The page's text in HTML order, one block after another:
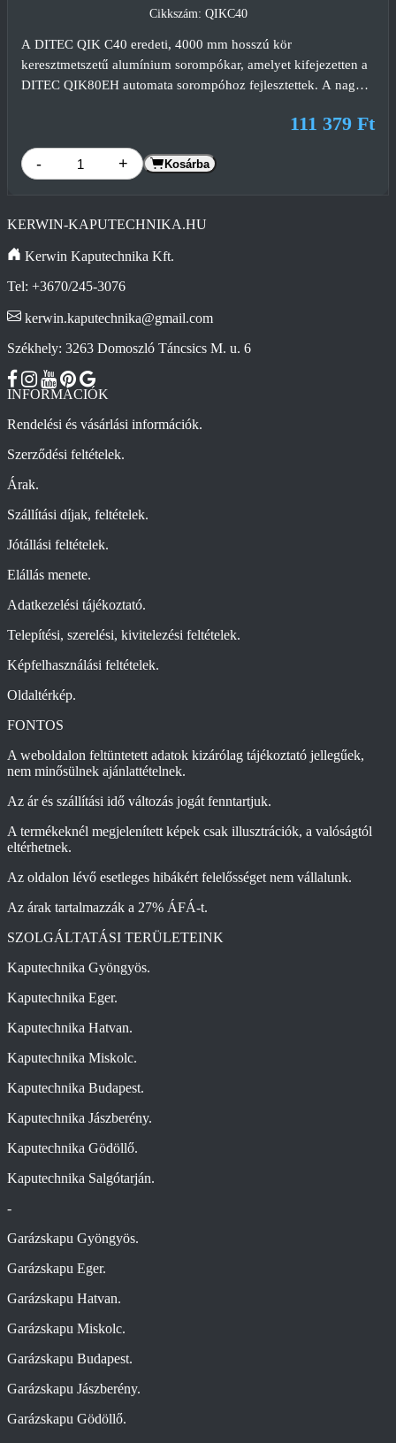
Cikkszám: QIKC40
A DITEC QIK C40 eredeti, 4000 mm hosszú kör
keresztmetszetű alumínium sorompókar, amelyet kifejezetten a
DITEC QIK80EH automata sorompóhoz fejlesztettek. A nagy
ipari kivitel hosszú távon is megbízható működést biztosít
intenzív használat mellett.
111 379 Ft
- + Kosárba
KERWIN-KAPUTECHNIKA.HU
Kerwin Kaputechnika Kft.
Tel: +3670/245-3076
kerwin.kaputechnika@gmail.com
Székhely: 3263 Domoszló Táncsics M. u. 6
INFORMÁCIÓK
Rendelési és vásárlási információk.
Szerződési feltételek.
Árak.
Szállítási díjak, feltételek.
Jótállási feltételek.
Elállás menete.
Adatkezelési tájékoztató.
Telepítési, szerelési, kivitelezési feltételek.
Képfelhasználási feltételek.
Oldaltérkép.
FONTOS
A weboldalon feltüntetett adatok kizárólag tájékoztató jellegűek,
nem minősülnek ajánlattételnek.
Az ár és szállítási idő változás jogát fenntartjuk.
A termékeknél megjelenített képek csak illusztrációk, a valóságtól
eltérhetnek.
Az oldalon lévő esetleges hibákért felelősséget nem vállalunk.
Az árak tartalmazzák a 27% ÁFÁ-t.
SZOLGÁLTATÁSI TERÜLETEINK
Kaputechnika Gyöngyös.
Kaputechnika Eger.
Kaputechnika Hatvan.
Kaputechnika Miskolc.
Kaputechnika Budapest.
Kaputechnika Jászberény.
Kaputechnika Gödöllő.
Kaputechnika Salgótarján.
-
Garázskapu Gyöngyös.
Garázskapu Eger.
Garázskapu Hatvan.
Garázskapu Miskolc.
Garázskapu Budapest.
Garázskapu Jászberény.
Garázskapu Gödöllő.